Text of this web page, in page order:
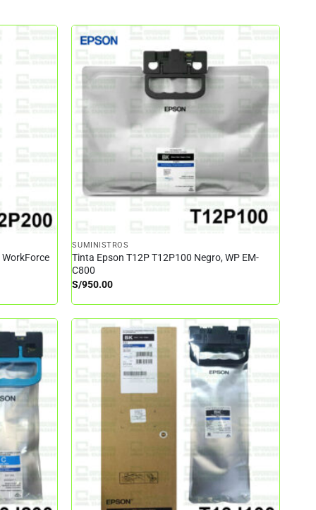
SUMINISTROS
Tinta Epson T12P T12P100 Negro, WP EM-
C800
S/950.00